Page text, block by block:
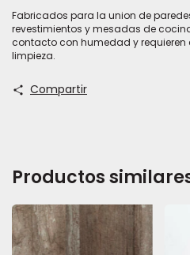
Fabricados para la union de
revestimientos y mesadas de
contacto con humedad y
limpieza.
Compartir
Productos